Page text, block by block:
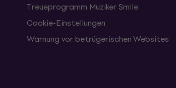
Treueprogramm Muziker Smile
Cookie-Einstellungen
Warnung vor betrügerischen Websites